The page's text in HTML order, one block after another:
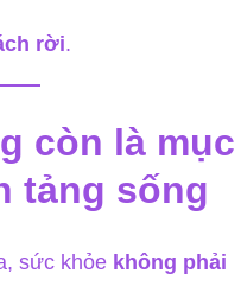
rời.
còn là mục
tảng sống
sức khỏe không phải